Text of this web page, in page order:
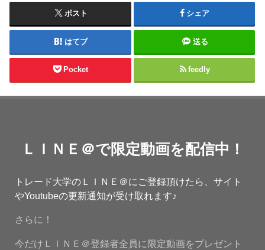
ポスト シェア
はてブ 送る
Pocket feedly
ＬＩＮＥ＠で限定動画を配信中！
トレード大学のＬＩＮＥ＠にご登録頂けたら、サイト
やYoutubeの更新通知が受け取れます♪
さらに！
今だけＬＩＮＥ＠登録者全員に限定動画をプレゼント